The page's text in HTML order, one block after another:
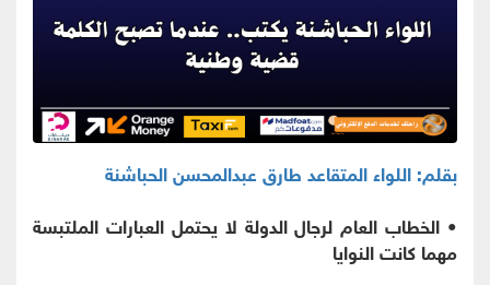
بقلم: اللواء المتقاعد طارق عبدالمحسن الحباشنة
• الخطاب العام لرجال الدولة لا يحتمل العبارات الملتبسة
مهما كانت النوايا